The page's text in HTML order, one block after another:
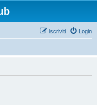
Login
Iscriviti